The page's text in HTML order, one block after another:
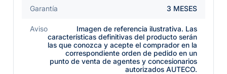
Garantía 3 MESES
Aviso
Imagen de referencia ilustrativa. Las
características definitivas del producto serán
las que conozca y acepte el comprador en la
correspondiente orden de pedido en un
punto de venta de agentes y concesionarios
autorizados AUTECO.